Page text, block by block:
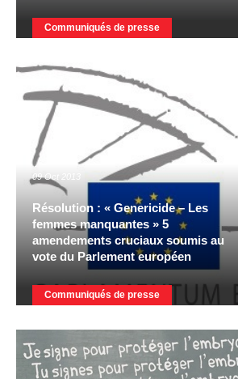
Communiqués de presse
09 Oct 2013
Résolution : « Genericide – Les
femmes manquantes » 5
amendements cruciaux soumis au
vote du Parlement européen
Communiqués de presse